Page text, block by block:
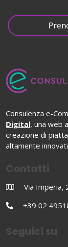
Consulenza e-
Digital, una web
creazione di
altamente
Contatti
Via Imperia,
+39 02
Seguici su